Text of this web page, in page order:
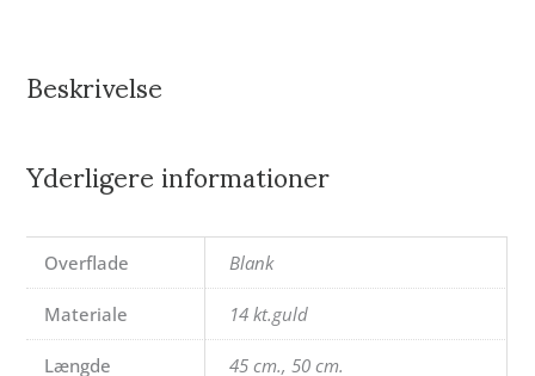
Beskrivelse
Yderligere informationer
Overflade Blank
Materiale 14 kt.guld
Længde 45 cm., 50 cm.